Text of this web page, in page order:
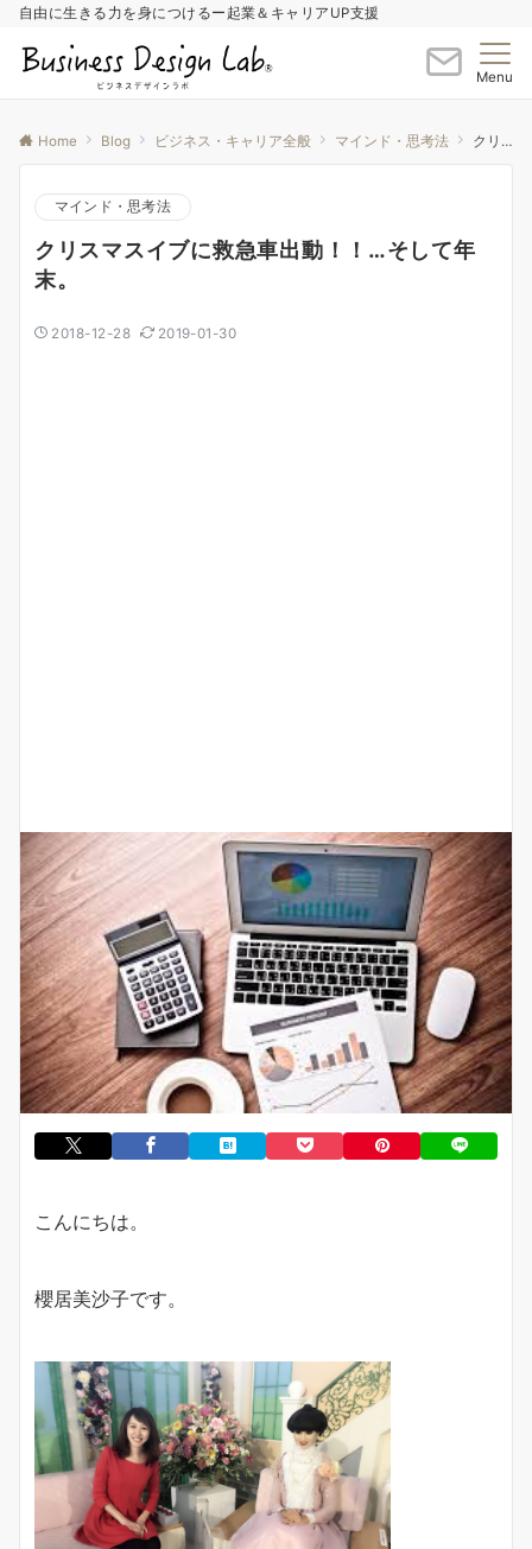
自由に生きる力を身につけるー起業＆キャリアUP支援
Menu
Home Blog ビジネス・キャリア全般 マインド・思考法 クリスマスイブに救急車出動！！…そして年末。
マインド・思考法
クリスマスイブに救急車出動！！…そして年
末。
2018-12-28 2019-01-30
こんにちは。
櫻居美沙子です。